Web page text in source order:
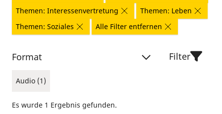
Themen: Interessenvertretung
Themen: Leben
Themen: Soziales
Alle Filter entfernen
Format
Audio (1)
Filter
Es wurde 1 Ergebnis gefunden.